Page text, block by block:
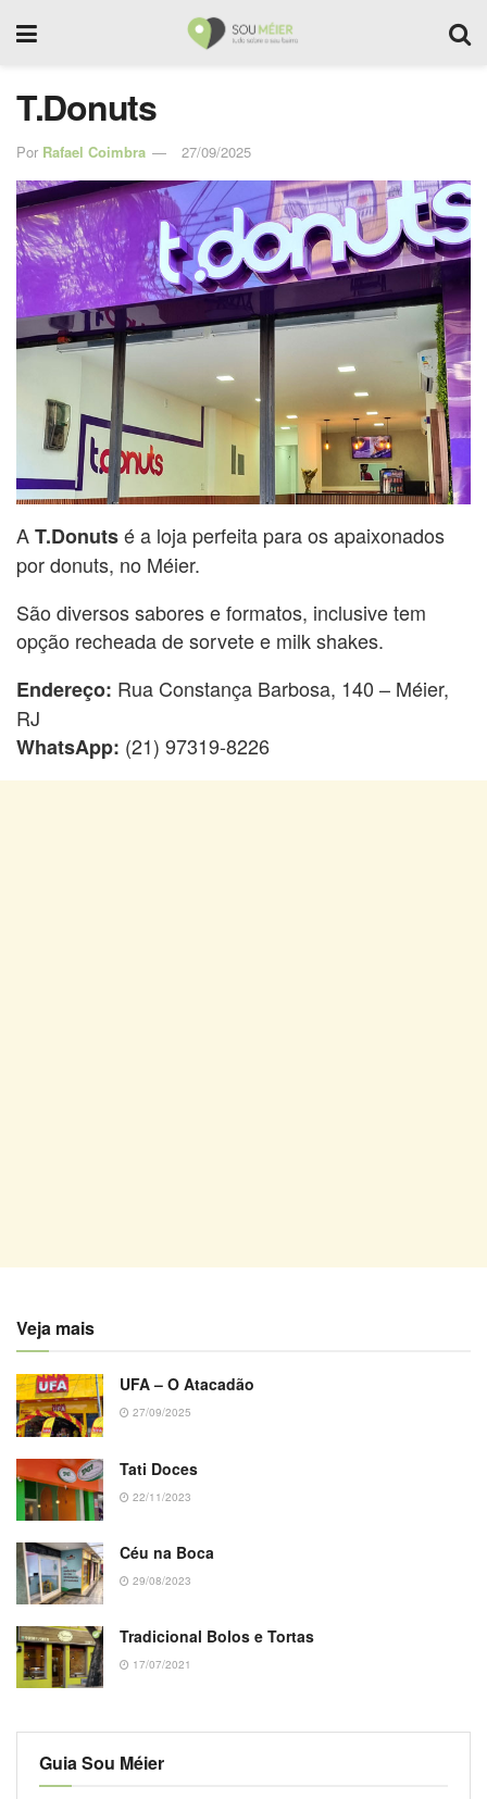
T.Donuts
Por Rafael Coimbra 27/09/2025
AT.Donutsé a loja perfeita para os apaixonados
por donuts, no Méier.
São diversos sabores e formatos, inclusive tem
opção recheada de sorvete e milk shakes.
Endereço: Rua Constança Barbosa, 140 – Méier,
RJ
WhatsApp: (21) 97319-8226
Veja mais
UFA – O Atacadão
27/09/2025
Tati Doces
22/11/2023
Céu na Boca
29/08/2023
Tradicional Bolos e Tortas
17/07/2021
Guia Sou Méier